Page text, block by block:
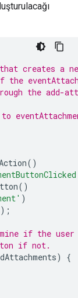
creates a
the add-
to
()
()
)
);
if the user
if not.
)
{